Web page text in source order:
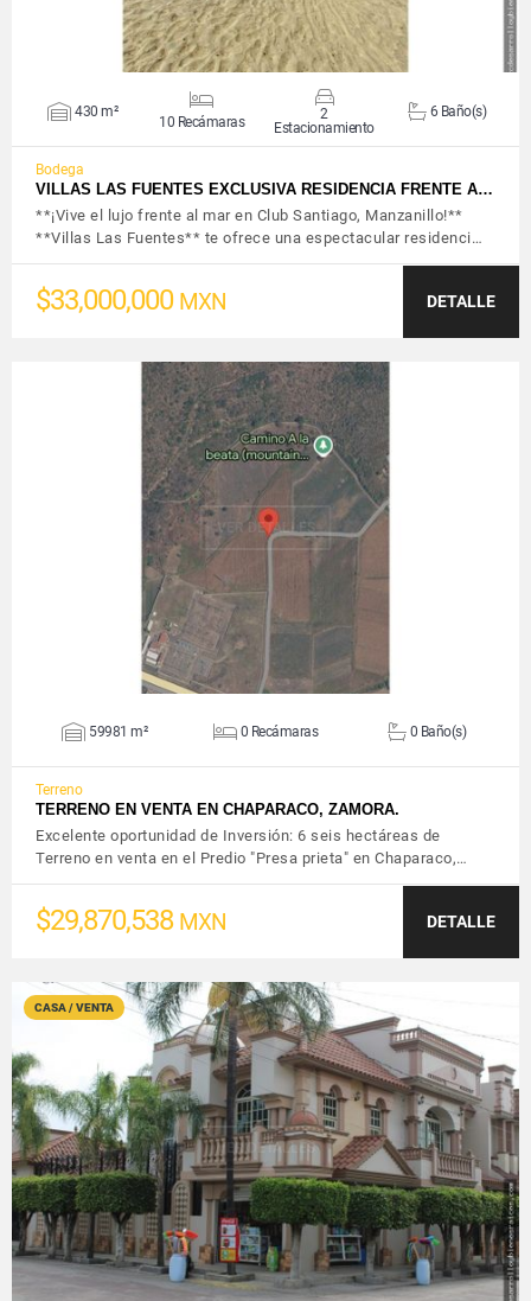
430 m²
10 Recámaras
2
Estacionamiento
6 Baño(s)
Bodega
VILLAS LAS FUENTES EXCLUSIVA RESIDENCIA FRENTE A…
**¡Vive el lujo frente al mar en Club Santiago, Manzanillo!**
**Villas Las Fuentes** te ofrece una espectacular residenci…
$33,000,000 MXN DETALLE
VER DETALLES
59981 m² 0 Recámaras 0 Baño(s)
Terreno
TERRENO EN VENTA EN CHAPARACO, ZAMORA.
Excelente oportunidad de Inversión: 6 seis hectáreas de
Terreno en venta en el Predio "Presa prieta" en Chaparaco,…
$29,870,538 MXN DETALLE
CASA / VENTA
VER DETALLES